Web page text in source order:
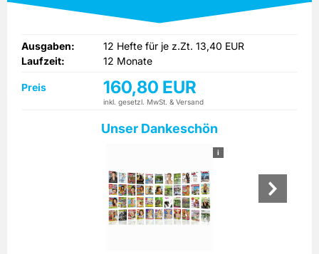
Ausgaben:
12 Hefte für je z.Zt. 13,40 EUR
Laufzeit:
12 Monate
Preis 160,80 EUR
inkl. gesetzl. MwSt. & Versand
Unser Dankeschön
i